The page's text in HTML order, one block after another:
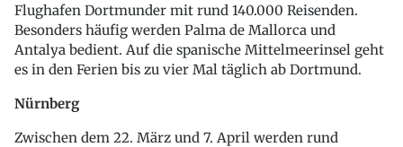
Flughafen Dortmunder mit rund 140.000 Reisenden.
Besonders häufig werden Palma de Mallorca und
Antalya bedient. Auf die spanische Mittelmeerinsel geht
es in den Ferien bis zu vier Mal täglich ab Dortmund.
Nürnberg
Zwischen dem 22. März und 7. April werden rund